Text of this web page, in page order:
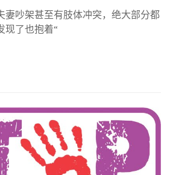
妻吵架甚至有肢体冲突，绝大部分都
现了也抱着“